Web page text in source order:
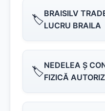
🏷️BRAISILV
LUCRU BRAILA
🏷️NEDELEA Ş
FIZICĂ